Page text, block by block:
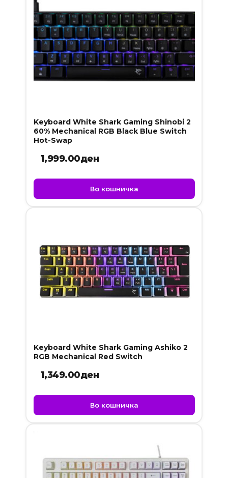
Keyboard White Shark Gaming Shinobi 2
60% Mechanical RGB Black Blue Switch
Hot-Swap
1,999.00ден
Во кошничка
Keyboard White Shark Gaming Ashiko 2
RGB Mechanical Red Switch
1,349.00ден
Во кошничка